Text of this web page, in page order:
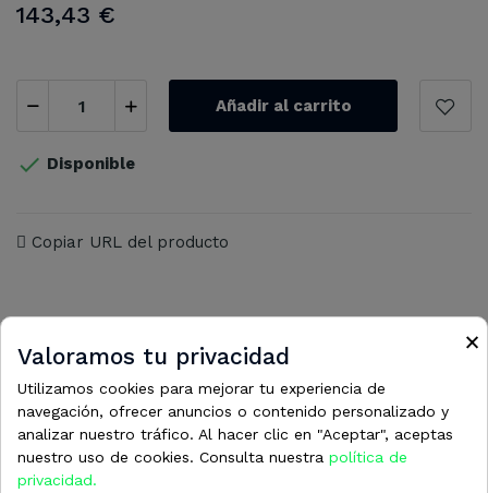
143,43 €
Añadir al carrito
 Disponible
Copiar URL del producto
16 otros productos en la misma
categoría:
×
Valoramos tu privacidad
Utilizamos cookies para mejorar tu experiencia de
navegación, ofrecer anuncios o contenido personalizado y
analizar nuestro tráfico. Al hacer clic en "Aceptar", aceptas
nuestro uso de cookies. Consulta nuestra política de
privacidad.